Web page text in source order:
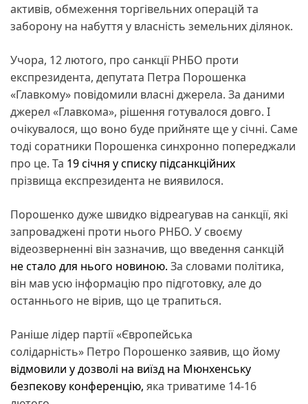
активів, обмеження торгівельних операцій та
заборону на набуття у власність земельних ділянок.
Учора, 12 лютого, про санкції РНБО проти
експрезидента, депутата Петра Порошенка
«Главкому» повідомили власні джерела. За даними
джерел «Главкома», рішення готувалося довго. І
очікувалося, що воно буде прийняте ще у січні. Саме
тоді соратники Порошенка синхронно попереджали
про це. Та 19 січня у списку підсанкційних
прізвища експрезидента не виявилося.
Порошенко дуже швидко відреагував на санкції, які
запроваджені проти нього РНБО. У своєму
відеозверненні він зазначив, що введення санкцій
не стало для нього новиною. За словами політика,
він мав усю інформацію про підготовку, але до
останнього не вірив, що це трапиться.
Раніше лідер партії «Європейська
солідарність» Петро Порошенко заявив, що йому
відмовили у дозволі на виїзд на Мюнхенську
безпекову конференцію, яка триватиме 14-16